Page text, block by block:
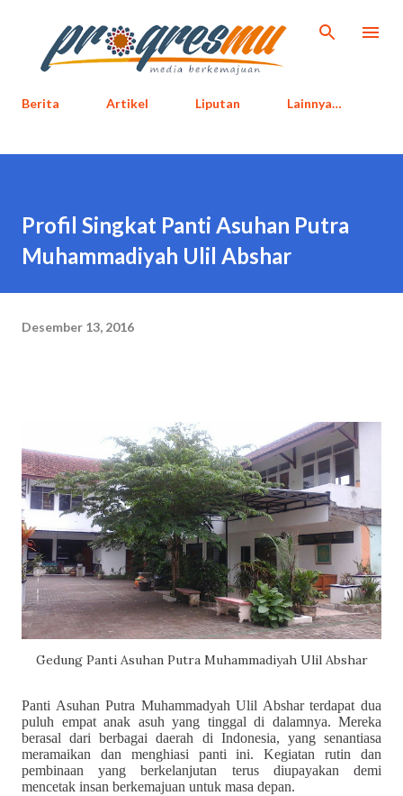
Langsung ke konten utama
Berita Artikel Liputan Lainnya…
Profil Singkat Panti Asuhan Putra
Muhammadiyah Ulil Abshar
Desember 13, 2016
Gedung Panti Asuhan Putra Muhammadiyah Ulil Abshar
Panti AsuhanPutra MuhammadyahUlil Absharterdapat dua
puluh empat anak asuh yang tinggal di dalamnya. Mereka
berasal dari berbagai daerah di Indonesia, yang senantiasa
meramaikan dan menghiasi panti ini. Kegiatan rutin dan
pembinaan yang berkelanjutan terus diupayakan demi
mencetak insan berkemajuan untuk masa depan.